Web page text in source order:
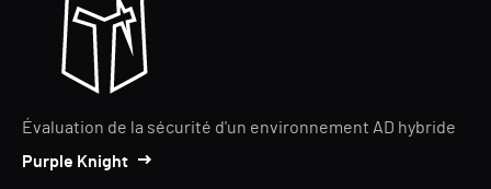
Évaluation de la sécurité d'un environnement AD hybride
Purple Knight